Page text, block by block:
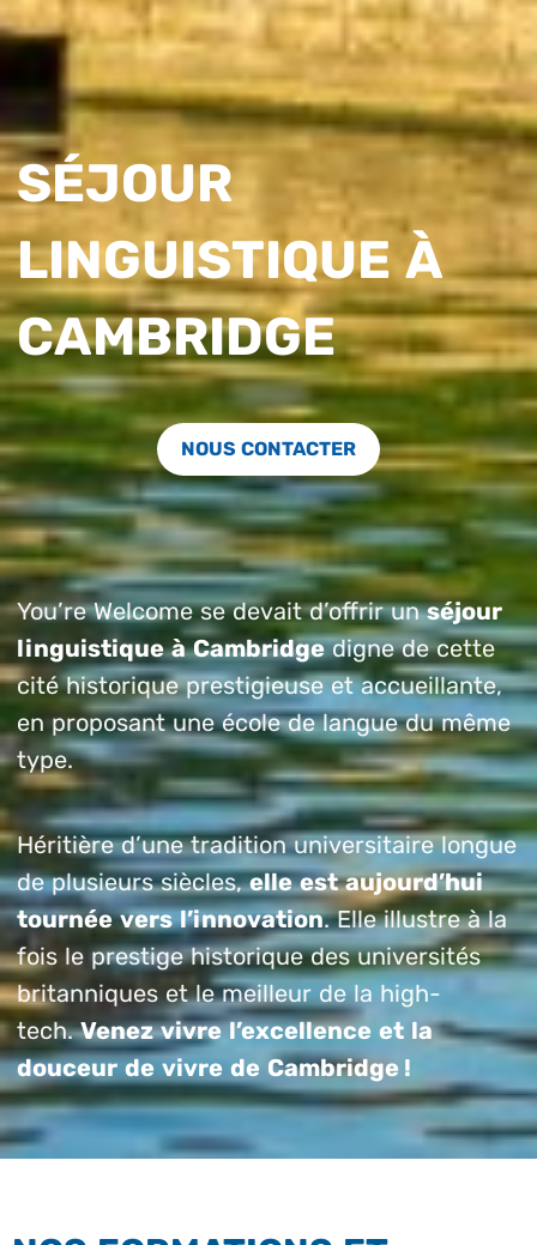
SÉJOUR
LINGUISTIQUE À
CAMBRIDGE
NOUS CONTACTER
You’re Welcome se devait d’offrir unséjour
linguistique à Cambridgedigne de cette
cité historique prestigieuse et accueillante,
en proposant une école de langue du même
type.
Héritière d’une tradition universitaire longue
de plusieurs siècles,elle est aujourd’hui
tournée vers l’innovation. Elle illustre à la
fois le prestige historique des universités
britanniques et le meilleur de la high-
tech.Venez vivre l’excellence et la
douceur de vivre de Cambridge !